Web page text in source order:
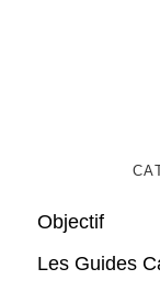
Objectif
Les Guides